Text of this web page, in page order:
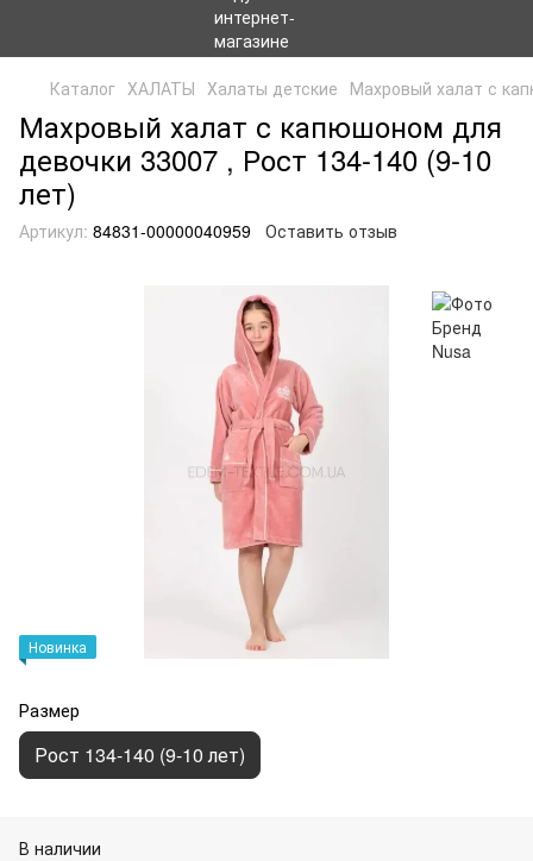
Каталог ХАЛАТЫ Халаты детские Махровый халат с
Махровый халат с капюшоном для
девочки 33007 , Рост 134-140 (9-10
лет)
Артикул: 84831-00000040959 Оставить отзыв
Новинка
Размер
Рост 134-140 (9-10 лет)
В наличии